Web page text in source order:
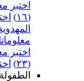
معلوماتك
اختبر معلوماتك
اختبر
المهدوية (٢٠)
معلوماتك
اختبر معلوماتك
المهدوية